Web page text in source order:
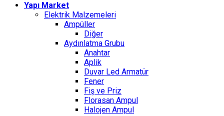
Yapı Market
Elektrik Malzemeleri
Ampüller
Diğer
Aydınlatma Grubu
Anahtar
Aplik
Duvar Led Armatür
Fener
Fiş ve Priz
Florasan Ampul
Halojen Ampul